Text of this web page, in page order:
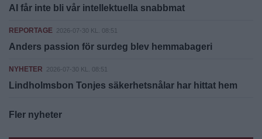
AI får inte bli vår intellektuella snabbmat
REPORTAGE 2026-07-30 KL. 08:51
Anders passion för surdeg blev hemmabageri
NYHETER 2026-07-30 KL. 08:51
Lindholmsbon Tonjes säkerhetsnålar har hittat hem
Fler nyheter